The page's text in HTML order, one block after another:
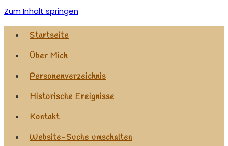
Zum Inhalt springen
Startseite
Über Mich
Personenverzeichnis
Historische Ereignisse
Kontakt
Website-Suche umschalten